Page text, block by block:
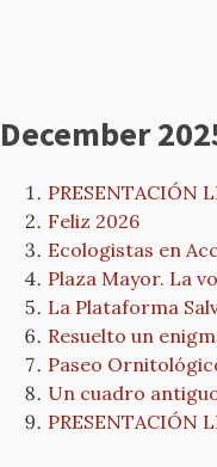
December
PRESENTACIÓN
Feliz 2026
Ecologistas en
Plaza Mayor. La
La Plataforma
Resuelto un
Paseo
Un cuadro
PRESENTACIÓN